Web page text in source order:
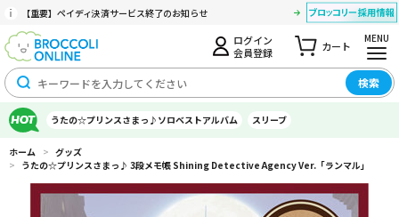
【重要】ペイディ決済サービス終了のお知らせ
ログイン
会員登録
カート
MENU
検索
うたの☆プリンスさまっ♪ソロベストアルバム スリーブ
ホーム > グッズ
> うたの☆プリンスさまっ♪ 3段メモ帳 Shining Detective Agency Ver.「ランマル」